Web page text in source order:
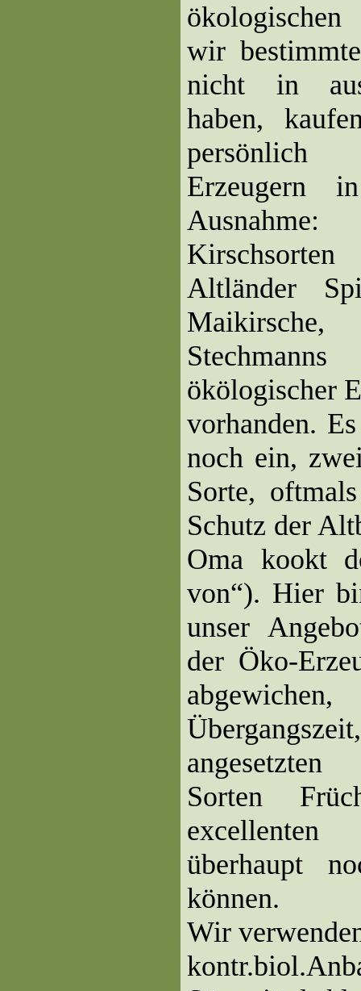
wir
nicht in
haben,
persönlich
Erzeugern
Altländer
ökölogischer
vorhanden.
noch ein,
Sorte,
Schutz der
Oma kookt
von“). Hier
unser
der Öko-
angesetzten
Sorten
überhaupt
können.
Wir